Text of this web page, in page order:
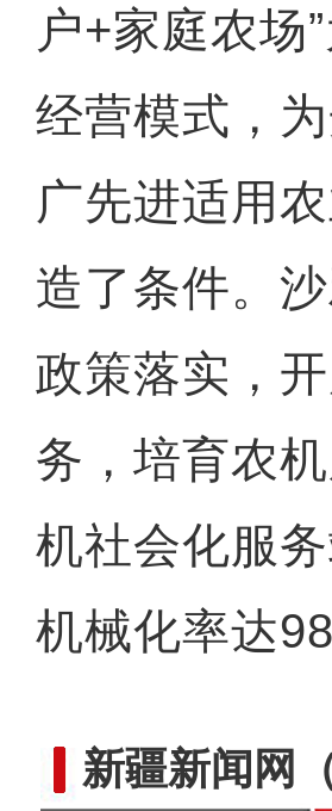
户+家庭农场
经营模式，
广先进适用
造了条件。
政策落实，
务，培育农
机社会化服
机械化率达
新疆新闻网
若